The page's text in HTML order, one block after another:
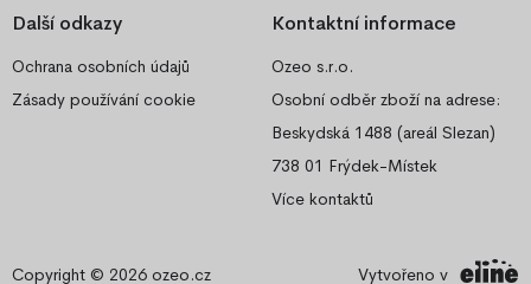
Další odkazy
Ochrana osobních údajů
Zásady používání cookie
Kontaktní informace
Ozeo s.r.o.
Osobní odběr zboží na adrese:
Beskydská 1488 (areál Slezan)
738 01 Frýdek-Místek
Více kontaktů
Copyright © 2026 ozeo.cz Vytvořeno v